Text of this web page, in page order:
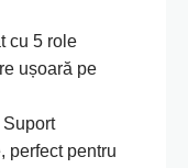
cu 5 role
ușoară pe
Suport
perfect pentru